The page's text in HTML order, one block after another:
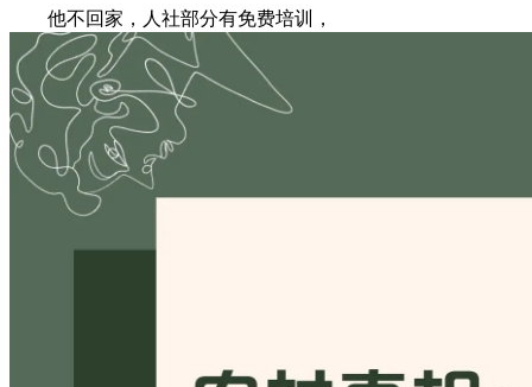
他不回家，人社部分有免费培训，